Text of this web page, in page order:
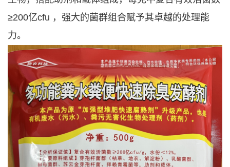
≥200亿cfu ，强大的菌群组合赋予其卓越的处理能
力。